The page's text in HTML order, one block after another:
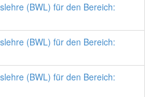
(BWL) für den Bereich:
(BWL) für den Bereich:
(BWL) für den Bereich: